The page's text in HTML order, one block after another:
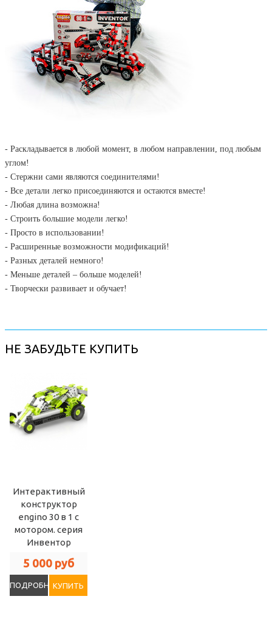
- Раскладывается в любой момент, в любом направлении, под любым
углом!
- Стержни сами являются соединителями!
- Все детали легко присоединяются и остаются вместе!
- Любая длина возможна!
- Строить большие модели легко!
- Просто в использовании!
- Расширенные возможности модификаций!
- Разных деталей немного!
- Меньше деталей – больше моделей!
- Творчески развивает и обучает!
НЕ ЗАБУДЬТЕ КУПИТЬ
Интерактивный
конструктор
engino 30 в 1 с
мотором. серия
Инвентор
5 000 руб
ПОДРОБНЕЕКУПИТЬ